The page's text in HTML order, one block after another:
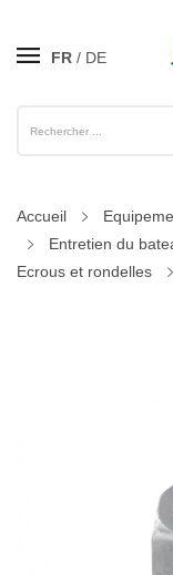
FR DE
Accueil
Entretien du
Ecrous et rondelles